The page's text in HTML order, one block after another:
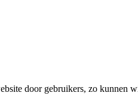
door gebruikers, zo kunnen